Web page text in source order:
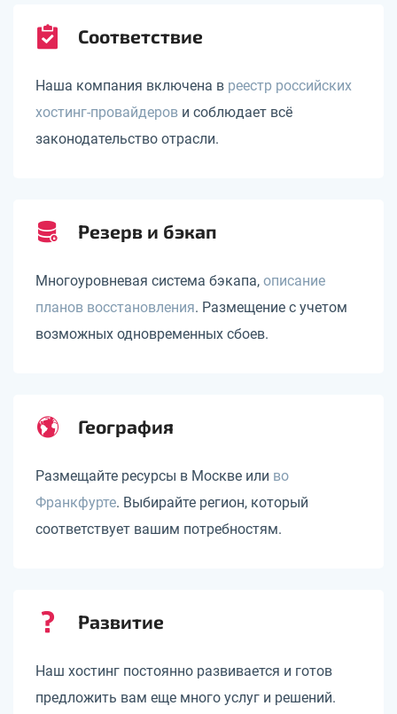
Соответствие
Наша компания включена в реестр российских
хостинг-провайдеров и соблюдает всё
законодательство отрасли.
Резерв и бэкап
Многоуровневая система бэкапа, описание
планов восстановления. Размещение с учетом
возможных одновременных сбоев.
География
Размещайте ресурсы в Москве или во
Франкфурте. Выбирайте регион, который
соответствует вашим потребностям.
Развитие
Наш хостинг постоянно развивается и готов
предложить вам еще много услуг и решений.